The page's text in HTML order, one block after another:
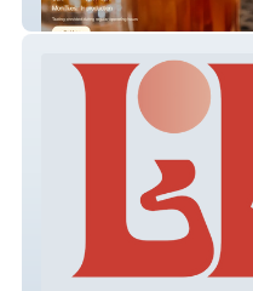
Central Coast Distillery